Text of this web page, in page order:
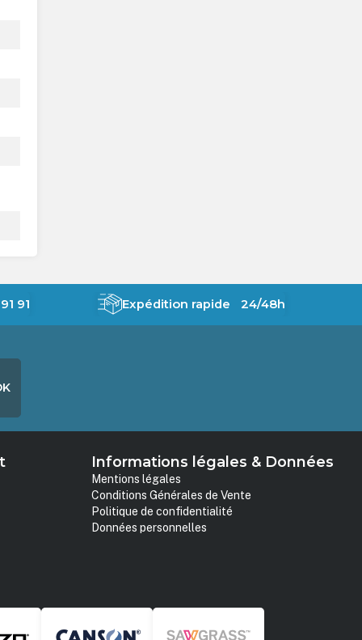
91 Expédition rapide 24/48h
Informations légales & Données
Mentions légales
Conditions Générales de Vente
Politique de confidentialité
Données personnelles